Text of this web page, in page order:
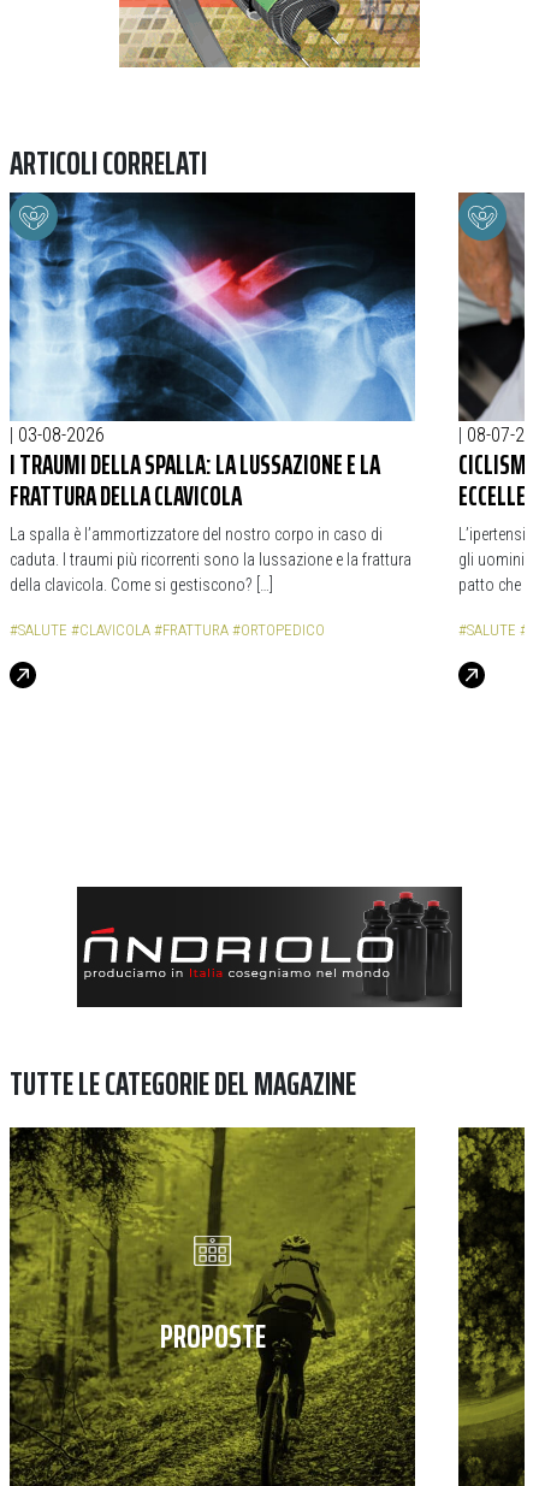
ARTICOLI CORRELATI
| 03-08-2026
I TRAUMI DELLA SPALLA: LA LUSSAZIONE E LA
FRATTURA DELLA CLAVICOLA
La spalla è l’ammortizzatore del nostro corpo in caso di
caduta. I traumi più ricorrenti sono la lussazione e la frattura
della clavicola. Come si gestiscono? […]
#SALUTE #CLAVICOLA #FRATTURA #ORTOPEDICO
| 08-07-
gli uomini
patto che
#SALUTE
TUTTE LE CATEGORIE DEL MAGAZINE
PROPOSTE